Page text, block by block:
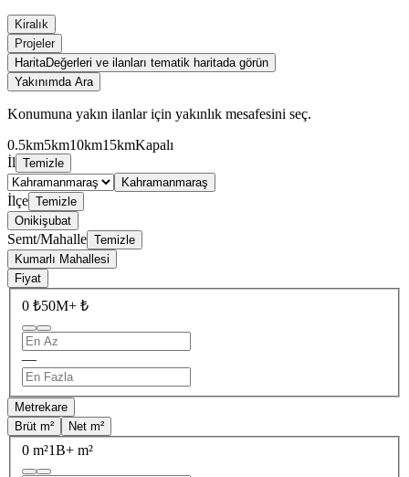
Kiralık
Projeler
HaritaDeğerleri ve ilanları tematik haritada görün
Yakınımda Ara
Konumuna yakın ilanlar için yakınlık mesafesini seç.
0.5km5km10km15kmKapalı
İl Temizle
Kahramanmaraş
İlçe Temizle
Onikişubat
Semt/Mahalle Temizle
Kumarlı Mahallesi
Fiyat
0 ₺50M+ ₺
—
Metrekare
Brüt m²
Net m²
0 m²1B+ m²